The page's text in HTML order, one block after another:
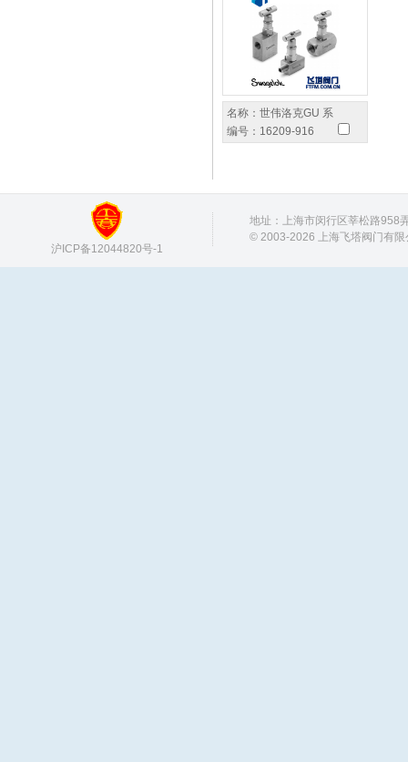
名称： 世伟洛克GU 系
编号： 16209-916
沪ICP备12044820号-1
地址：上海市闵行区莘松路
© 2003-2026 上海飞塔阀门有